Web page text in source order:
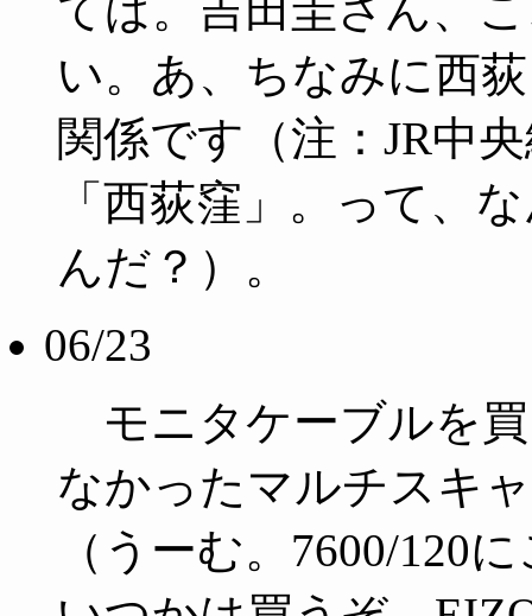
い。あ、ちなみに西
関係です（注：JR中
「西荻窪」。って、
んだ？）。
06/23
モニタケーブルを買
なかったマルチスキ
（うーむ。7600/120